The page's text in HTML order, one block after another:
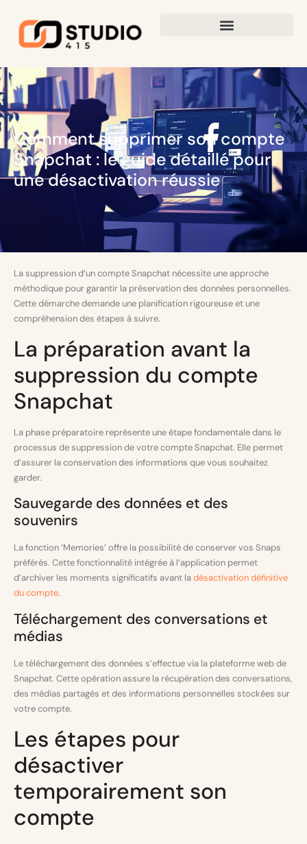
Comment supprimer son compte
Snapchat : le guide détaillé pour
une désactivation réussie
La suppression d’un compte Snapchat nécessite une approche
méthodique pour garantir la préservation des données personnelles.
Cette démarche demande une planification rigoureuse et une
compréhension des étapes à suivre.
La préparation avant la
suppression du compte
Snapchat
La phase préparatoire représente une étape fondamentale dans le
processus de suppression de votre compte Snapchat. Elle permet
d’assurer la conservation des informations que vous souhaitez
garder.
Sauvegarde des données et des
souvenirs
La fonction ‘Memories’ offre la possibilité de conserver vos Snaps
préférés. Cette fonctionnalité intégrée à l’application permet
d’archiver les moments significatifs avant ladésactivation définitive
du compte.
Téléchargement des conversations et
médias
Le téléchargement des données s’effectue via la plateforme web de
Snapchat. Cette opération assure la récupération des conversations,
des médias partagés et des informations personnelles stockées sur
votre compte.
Les étapes pour
désactiver
temporairement son
compte